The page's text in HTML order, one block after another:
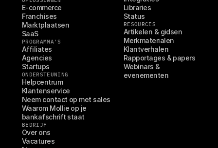
E-commerce
Franchises
Marktplaatsen
SaaS
PROGRAMMA'S
Affiliates
Agencies
Startups
ONDERSTEUNING
Helpcentrum
Klantenservice
Neem contact op met sales
Waarom Mollie op je
bankafschrift staat
BEDRIJF
Over ons
Vacatures
Libraries
Status
RESOURCES
Artikelen & gidsen
Merkmaterialen
Klantverhalen
Rapportages & papers
Webinars &
evenementen